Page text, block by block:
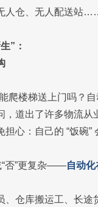
人仓、无人配送站
”：
爬楼梯送上门吗？
，道出了许多物流从
心：自己的 “饭碗”
“否”更复杂——自动
、仓库搬运工、长途